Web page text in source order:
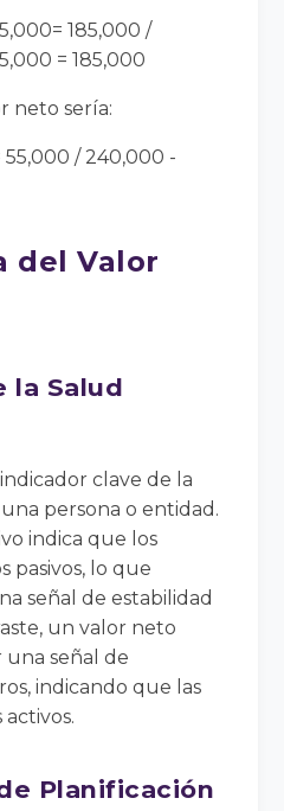
185,000 /
= 185,000
neto sería:
55,000 / 240,000 -
del Valor
la Salud
clave de la
persona o entidad.
indica que los
pasivos, lo que
señal de estabilidad
un valor neto
señal de
indicando que las
Planificación